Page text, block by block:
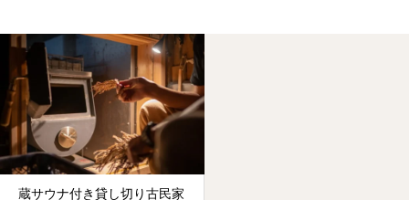
蔵サウナ付き貸し切り古民家